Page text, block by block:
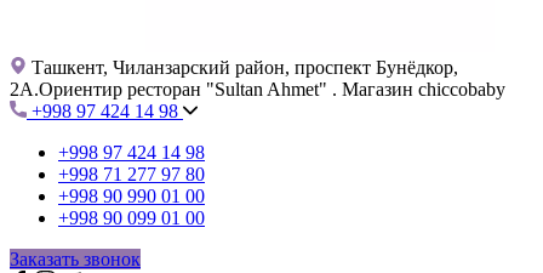
Ташкент, Чиланзарский район, проспект Бунёдкор,
2А.Ориентир ресторан "Sultan Ahmet" . Магазин chiccobaby
+998 97 424 14 98
+998 97 424 14 98
+998 71 277 97 80
+998 90 990 01 00
+998 90 099 01 00
Заказать звонок